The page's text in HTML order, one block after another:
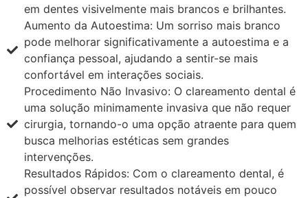
em dentes visivelmente mais brancos e brilhantes.
Aumento da Autoestima: Um sorriso mais branco
pode melhorar significativamente a autoestima e a
confiança pessoal, ajudando a sentir-se mais
confortável em interações sociais.
Procedimento Não Invasivo: O clareamento dental é
uma solução minimamente invasiva que não requer
cirurgia, tornando-o uma opção atraente para quem
busca melhorias estéticas sem grandes
intervenções.
Resultados Rápidos: Com o clareamento dental, é
possível observar resultados notáveis em pouco